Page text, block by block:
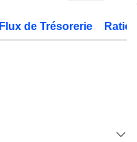
Flux de Trésorerie